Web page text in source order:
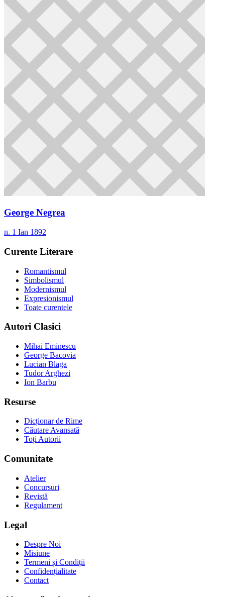
George Negrea
n. 1 Ian 1892
Curente Literare
Romantismul
Simbolismul
Modernismul
Expresionismul
Toate curentele
Autori Clasici
Mihai Eminescu
George Bacovia
Lucian Blaga
Tudor Arghezi
Ion Barbu
Resurse
Dicționar de Rime
Căutare Avansată
Toți Autorii
Comunitate
Atelier
Concursuri
Revistă
Regulament
Legal
Despre Noi
Misiune
Termeni și Condiții
Confidențialitate
Contact